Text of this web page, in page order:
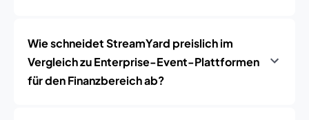
Wie schneidet StreamYard preislich im
Vergleich zu Enterprise-Event-Plattformen
für den Finanzbereich ab?